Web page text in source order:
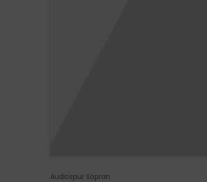
Audiospur Sopran